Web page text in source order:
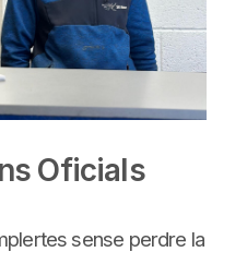
Oficials
sense perdre la